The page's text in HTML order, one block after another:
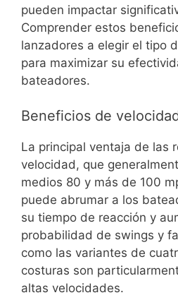
pueden impactar
Comprender estos
lanzadores a elegir el tipo
para maximizar su
bateadores.
Beneficios de
La principal ventaja de las
velocidad, que
medios 80 y más de 100
puede abrumar a los
su tiempo de reacción y
probabilidad de swings y
como las variantes de
costuras son
altas velocidades.